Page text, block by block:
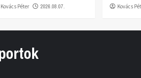
Kovács Péter 2026.08.07. Kovács